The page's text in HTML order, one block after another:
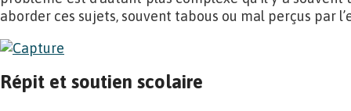
aborder ces sujets, souvent tabous ou mal perçus par
Répit et soutien scolaire